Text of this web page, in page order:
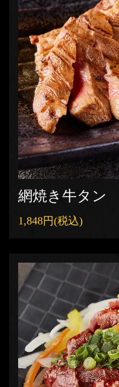
網焼き牛タン
1,848円(税込)